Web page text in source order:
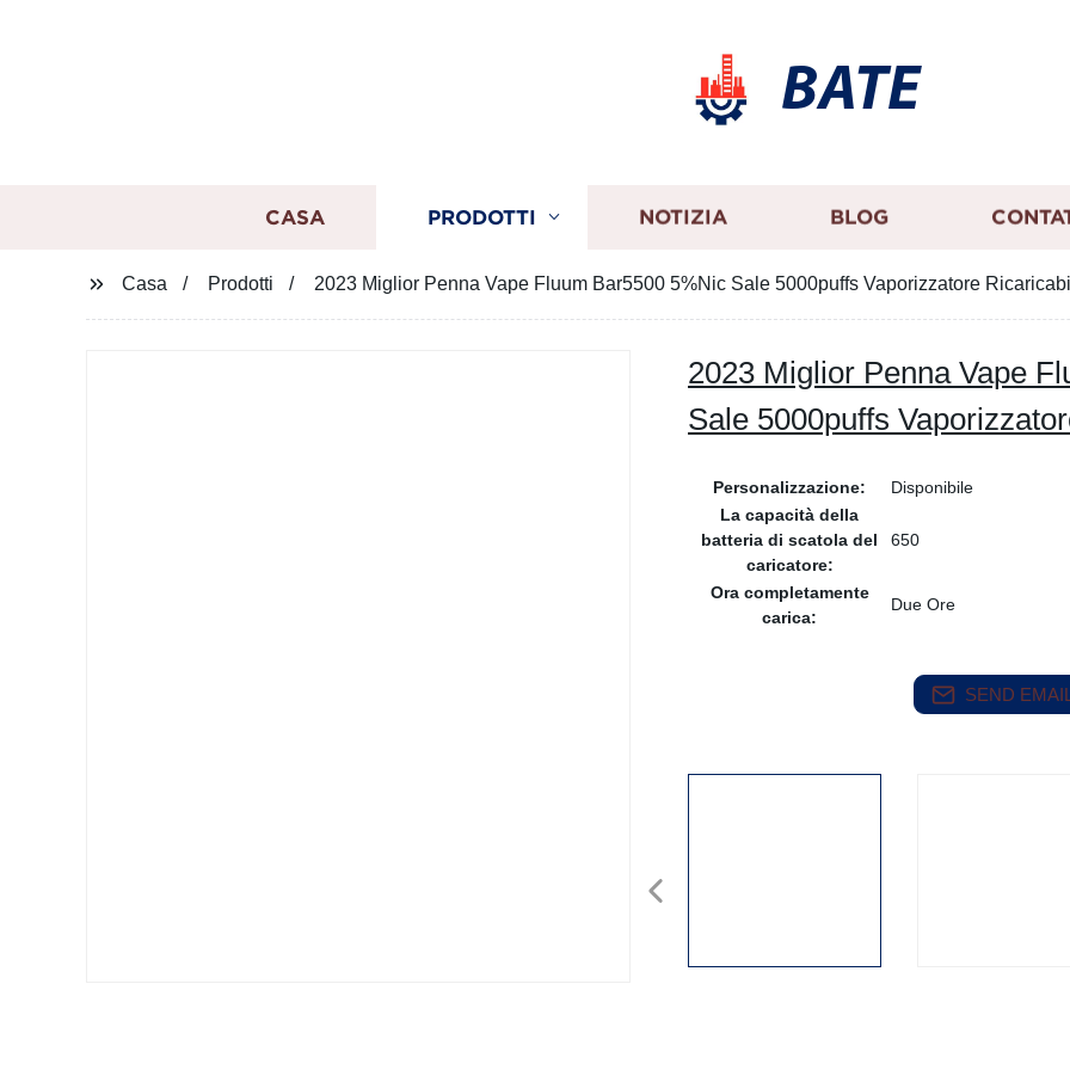
BATE
CASA PRODOTTI NOTIZIA BLOG
Casa Prodotti 2023 Miglior Penna Vape Fluum Bar5500 5%Nic Sale 5000puffs Vaporizzatore
2023 Miglior Penna Vape
Sale 5000puffs
Personalizzazione:
Disponibile
La capacità della
batteria di scatola del
caricatore:
650
Ora completamente
carica:
Due Ore
SEND